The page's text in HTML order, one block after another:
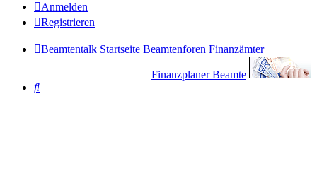
Anmelden
Registrieren
Beamtentalk Startseite Beamtenforen Finanzämter
Finanzplaner Beamte
Suche